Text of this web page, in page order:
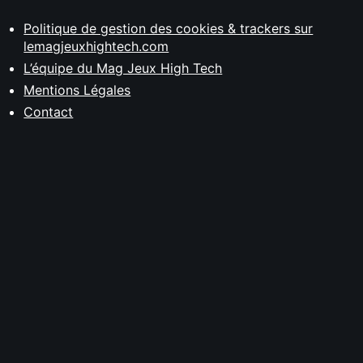
Politique de gestion des cookies & trackers sur
lemagjeuxhightech.com
L’équipe du Mag Jeux High Tech
Mentions Légales
Contact